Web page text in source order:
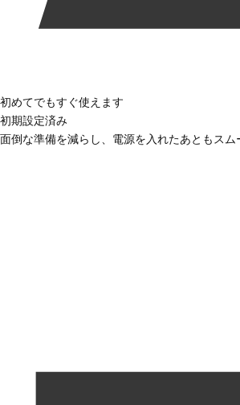
初めてでもすぐ使えます
初期設定済み
面倒な準備を減らし、電源を入れたあともス